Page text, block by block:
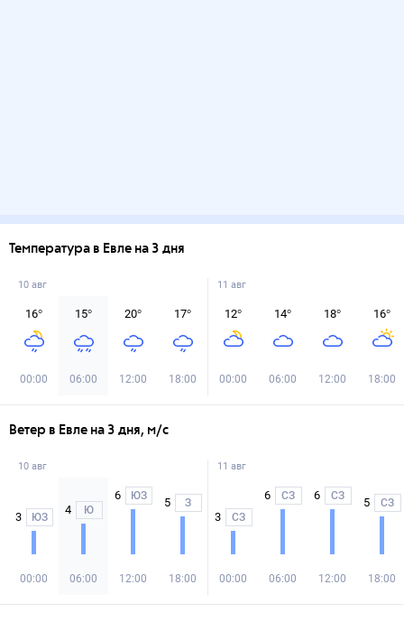
Температура в Евле на 3 дня
10 авг
16°
00:00
15°
06:00
20°
12:00
17°
18:00
11 авг
12°
00:00
14°
06:00
18°
12:00
16°
18:00
Ветер в Евле на 3 дня, м/с
10 авг
3 ЮЗ
00:00
4 Ю
06:00
6 ЮЗ
12:00
5 З
18:00
11 авг
3 СЗ
00:00
6 СЗ
06:00
6 СЗ
12:00
5 СЗ
18:00